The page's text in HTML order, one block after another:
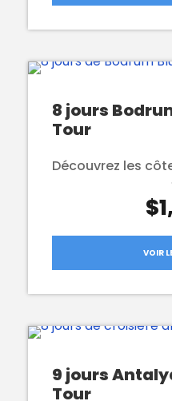
8 jours
Tour
Découvrez les
VOIR
9 jours
Tour